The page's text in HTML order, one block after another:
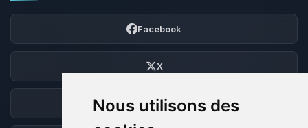
Nous utilisons des
Facebook
X
Discord